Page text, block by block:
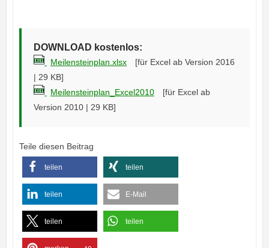
DOWNLOAD kostenlos:
Meilensteinplan.xlsx
[für Excel ab Version 2016
| 29 KB]
Meilensteinplan_Excel2010
[für Excel ab
Version 2010 | 29 KB]
Teile diesen Beitrag
teilen teilen
teilen E-Mail
teilen teilen